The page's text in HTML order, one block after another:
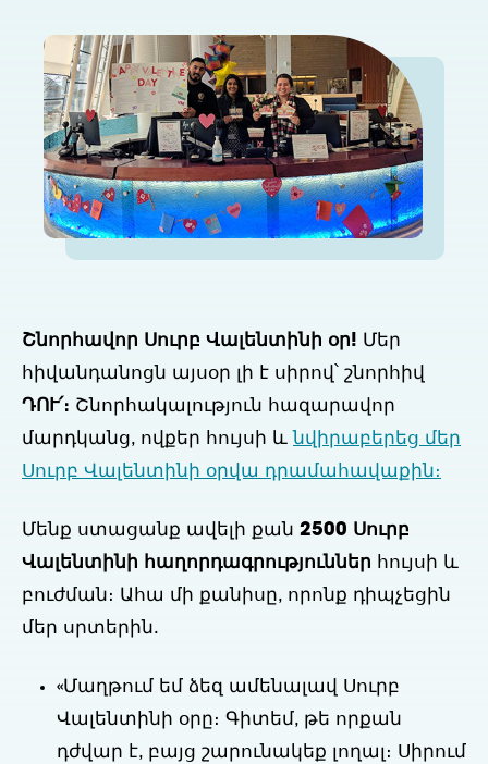
Շնորհավոր Սուրբ Վալենտինի օր! Մեր
հիվանդանոցն այսօր լի է սիրով՝ շնորհիվ
ԴՈՒ՛։ Շնորհակալություն հազարավոր
մարդկանց, ովքեր հույսի և նվիրաբերեց մեր
Սուրբ Վալենտինի օրվա դրամահավաքին։
Մենք ստացանք ավելի քան 2500 Սուրբ
Վալենտինի հաղորդագրություններ հույսի և
բուժման։ Ահա մի քանիսը, որոնք դիպչեցին
մեր սրտերին.
«Մաղթում եմ ձեզ ամենալավ Սուրբ
Վալենտինի օրը։ Գիտեմ, թե որքան
դժվար է, բայց շարունակեք լողալ։ Սիրում